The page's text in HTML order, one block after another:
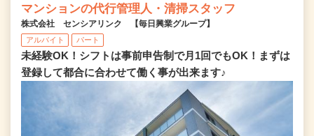
マンションの代行管理人・清掃スタッフ
株式会社 センシアリンク 【毎日興業グループ】
アルバイト パート
未経験OK！シフトは事前申告制で月1回でもOK！まずは
登録して都合に合わせて働く事が出来ます♪